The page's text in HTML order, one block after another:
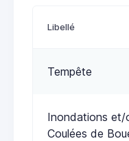
Libellé
Tempête
Inondations et/
Coulées de